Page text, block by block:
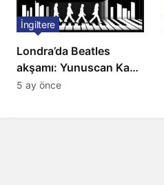
Londra’da Beatles
akşamı: Yunuscan Kaya
klasik yorumuyla
İngiltere
5 ay önce